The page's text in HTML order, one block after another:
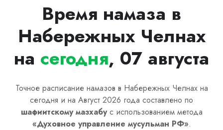
Время намаза в
Набережных Челнах
на сегодня, 07 августа
Точное расписание намазов в Набережных Челнах на
сегодня и на Август 2026 года составлено по
шафиитскомумазхабус использованием метода
«Духовное управление мусульман РФ».